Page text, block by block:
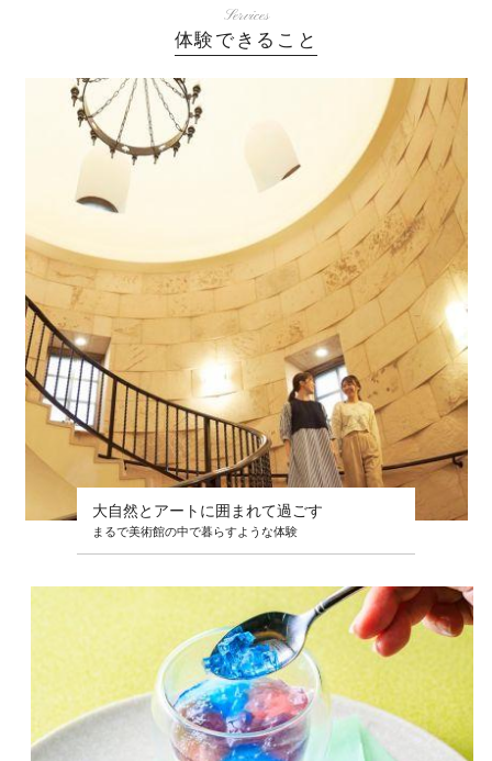
Services
体験できること
大自然とアートに囲まれて過ごす
まるで美術館の中で暮らすような体験